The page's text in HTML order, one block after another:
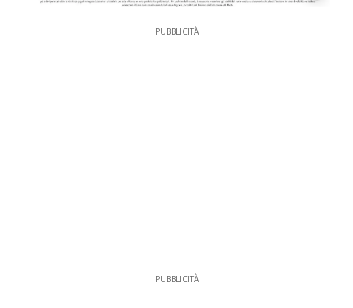
PUBBLICITÀ
PUBBLICITÀ